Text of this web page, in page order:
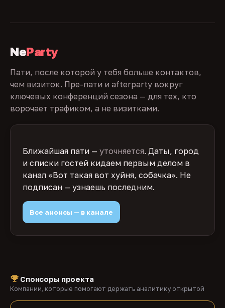
NeParty
Пати, после которой у тебя больше контактов,
чем визиток. Пре-пати и afterparty вокруг
ключевых конференций сезона — для тех, кто
ворочает трафиком, а не визитками.
Ближайшая пати — уточняется. Даты, город
и списки гостей кидаем первым делом в
канал «Вот такая вот хуйня, собачка». Не
подписан — узнаешь последним.
Все анонсы — в канале
Спонсоры проекта
Компании, которые помогают держать аналитику открытой